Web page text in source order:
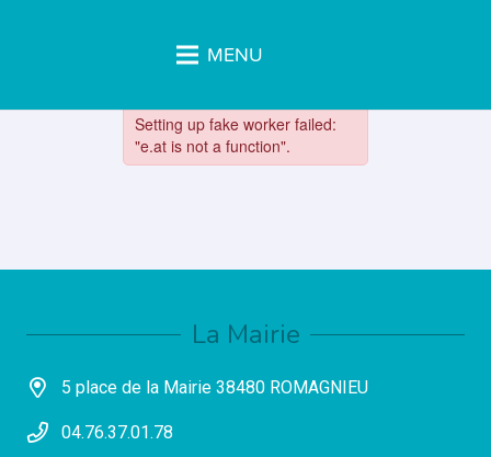
MENU
La Mairie
5 place de la Mairie 38480 ROMAGNIEU
04.76.37.01.78